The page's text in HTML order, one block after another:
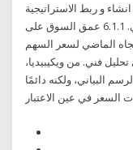
الفنية لبرنامج تكرتشارت. 4.1 انشاء و ربط الاستراتيجية
الفنية إعدادات الرسم البياني والتحليل الفني. 6.1.1 عمق السوق على
الماضي لسعر السهم
تحليل فني. من ويكيبيديا،
البياني، ولكنه دائمًا